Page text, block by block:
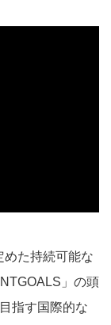
た持続可能な
」の頭
指す国際的な